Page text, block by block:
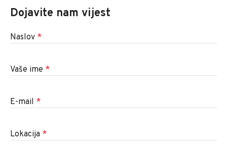
Dojavite nam vijest
Naslov *
Vaše ime *
E-mail *
Lokacija *